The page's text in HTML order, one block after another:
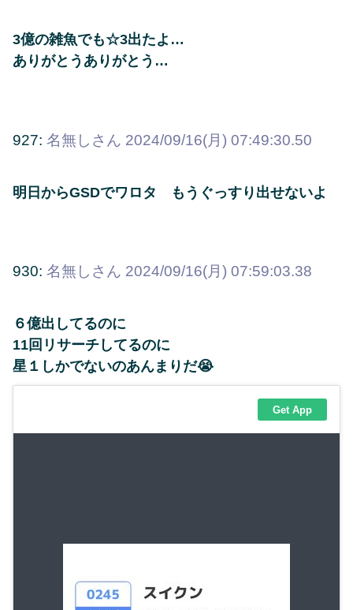
3億の雑魚でも☆3出たよ…
ありがとうありがとう…
927: 名無しさん 2024/09/16(月) 07:49:30.50
明日からGSDでワロタ もうぐっすり出せないよ
930: 名無しさん 2024/09/16(月) 07:59:03.38
６億出してるのに
11回リサーチしてるのに
星１しかでないのあんまりだ😭